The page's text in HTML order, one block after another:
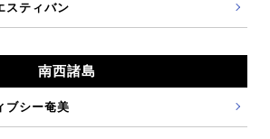
スティバン
南西諸島
ブシー奄美